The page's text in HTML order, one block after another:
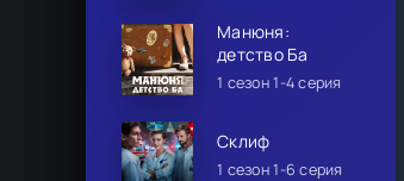
Манюня:
детство Ба
1 сезон 1-4 серия
Склиф
1 сезон 1-6 серия